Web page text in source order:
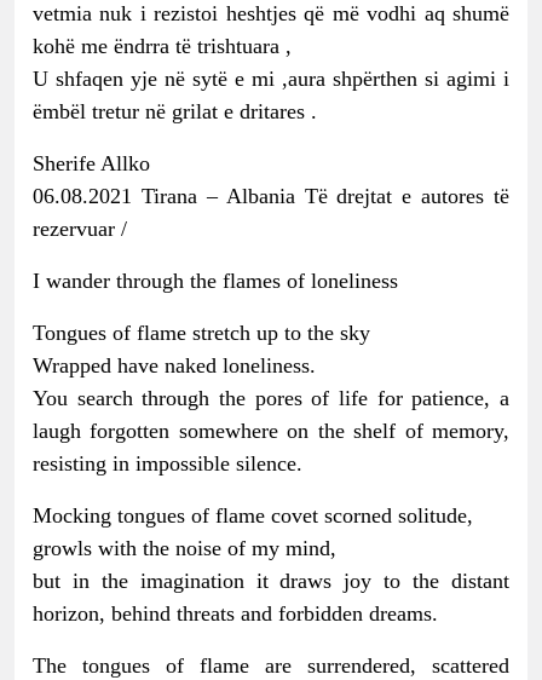
vetmia nuk i rezistoi heshtjes që më vodhi aq shumë
kohë me ëndrra të trishtuara ,
U shfaqen yje në sytë e mi ,aura shpërthen si agimi i
ëmbël tretur në grilat e dritares .
Sherife Allko
06.08.2021 Tirana – Albania Të drejtat e autores të
rezervuar /
I wander through the flames of loneliness
Tongues of flame stretch up to the sky
Wrapped have naked loneliness.
You search through the pores of life for patience, a
laugh forgotten somewhere on the shelf of memory,
resisting in impossible silence.
Mocking tongues of flame covet scorned solitude,
growls with the noise of my mind,
but in the imagination it draws joy to the distant
horizon, behind threats and forbidden dreams.
The tongues of flame are surrendered, scattered